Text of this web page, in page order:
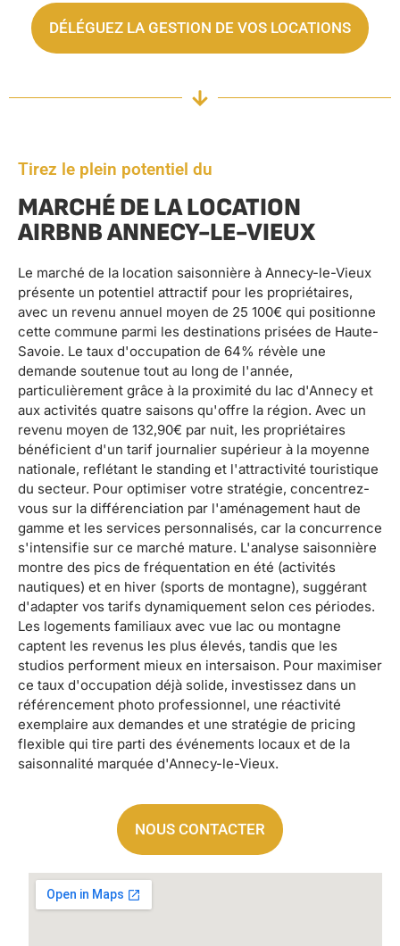
DÉLÉGUEZ LA GESTION DE VOS LOCATIONS
Tirez le plein potentiel du
MARCHÉ DE LA LOCATION
AIRBNB ANNECY-LE-VIEUX
Le marché de la location saisonnière à Annecy-le-Vieux
présente un potentiel attractif pour les propriétaires,
avec un revenu annuel moyen de 25 100€ qui positionne
cette commune parmi les destinations prisées de Haute-
Savoie. Le taux d'occupation de 64% révèle une
demande soutenue tout au long de l'année,
particulièrement grâce à la proximité du lac d'Annecy et
aux activités quatre saisons qu'offre la région. Avec un
revenu moyen de 132,90€ par nuit, les propriétaires
bénéficient d'un tarif journalier supérieur à la moyenne
nationale, reflétant le standing et l'attractivité touristique
du secteur. Pour optimiser votre stratégie, concentrez-
vous sur la différenciation par l'aménagement haut de
gamme et les services personnalisés, car la concurrence
s'intensifie sur ce marché mature. L'analyse saisonnière
montre des pics de fréquentation en été (activités
nautiques) et en hiver (sports de montagne), suggérant
d'adapter vos tarifs dynamiquement selon ces périodes.
Les logements familiaux avec vue lac ou montagne
captent les revenus les plus élevés, tandis que les
studios performent mieux en intersaison. Pour maximiser
ce taux d'occupation déjà solide, investissez dans un
référencement photo professionnel, une réactivité
exemplaire aux demandes et une stratégie de pricing
flexible qui tire parti des événements locaux et de la
saisonnalité marquée d'Annecy-le-Vieux.
NOUS CONTACTER